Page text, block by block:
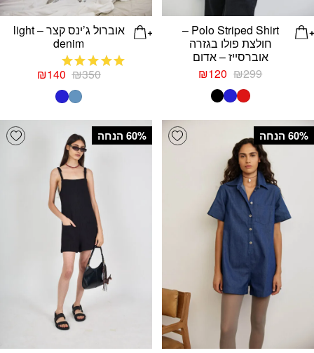
Polo Striped Shirt –
חולצת פולו בגזרה
אוברסייז – אדום
₪299
המחיר
המקורי
היה:
₪120
המחיר
אוברול ג’ינס קצר – light
denim
מדורג5מתוך
₪350
המחיר
המקורי
היה:
₪140
Add wishlist ‫60% הנחה ‫60% הנחה